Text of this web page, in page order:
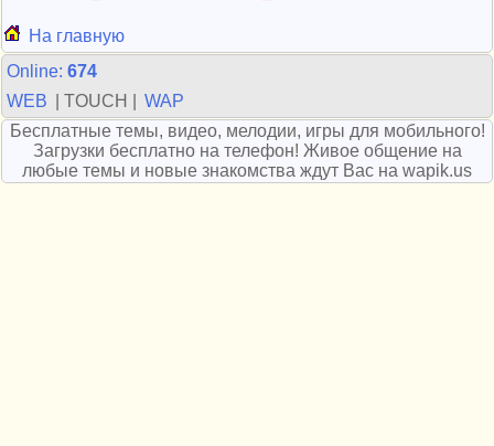
На главную
Online: 674
WEB
| TOUCH |
WAP
Бесплатные темы, видео, мелодии, игры для мобильного!
Загрузки бесплатно на телефон! Живое общение на
любые темы и новые знакомства ждут Вас на wapik.us